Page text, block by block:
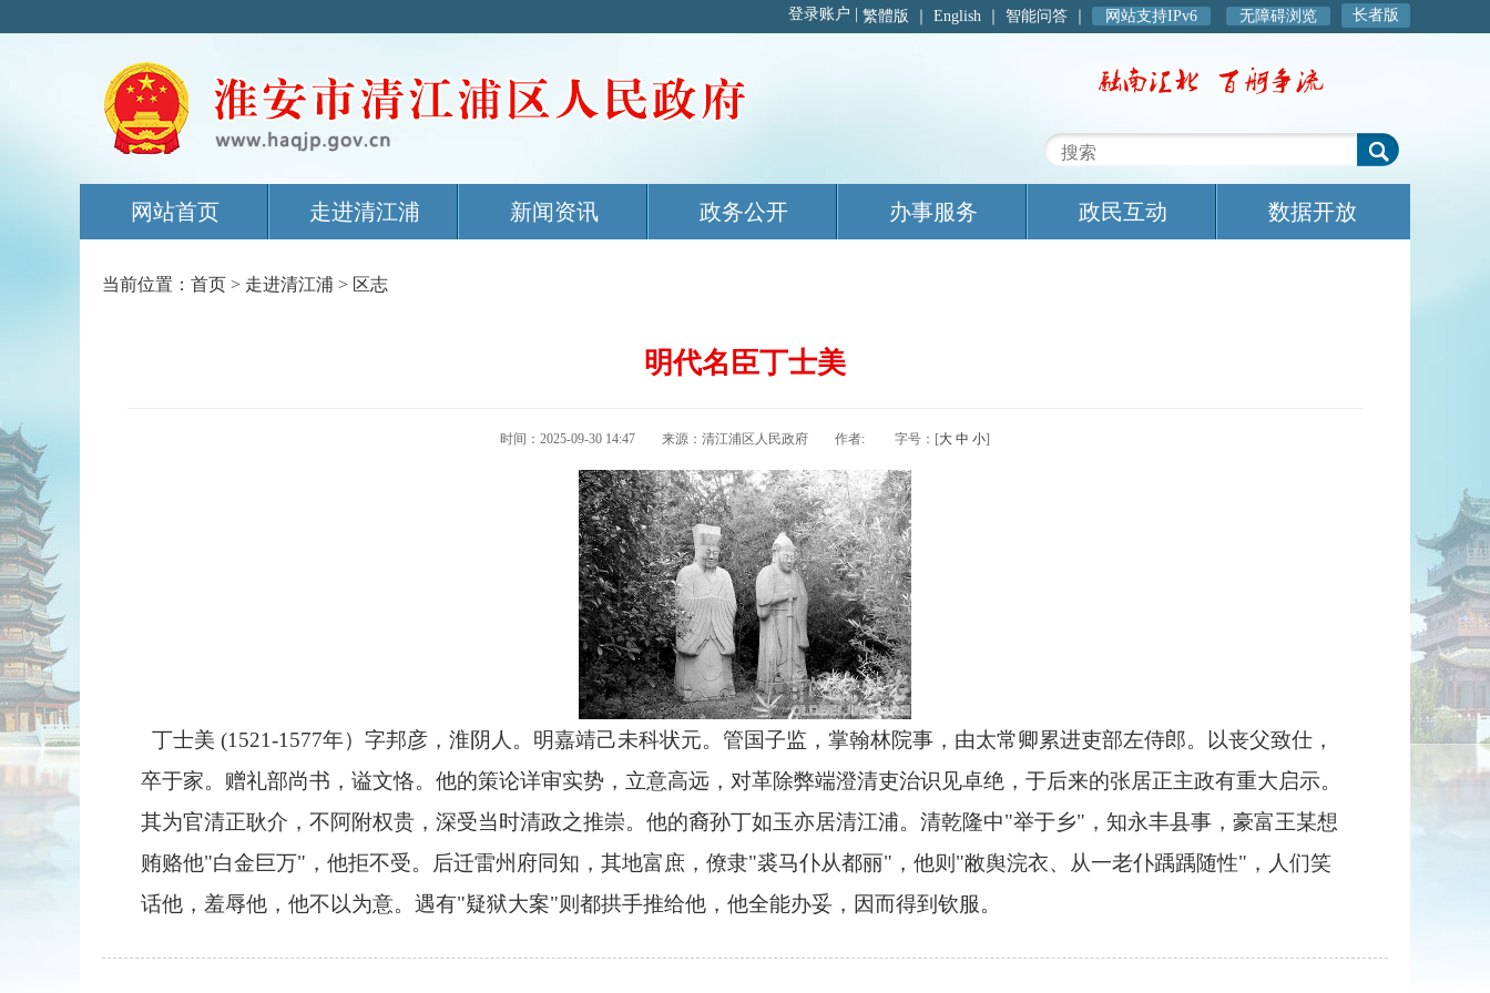
繁體版 English 智能问答 网站支持IPv6 无障碍浏览 长者版
网站首页 走进清江浦 新闻资讯 政务公开 办事服务 政民互动 数据开放
当前位置： 首页 > 走进清江浦 > 区志
明代名臣丁士美
时间：2025-09-30 14:47 来源：清江浦区人民政府 作者: 字号：[大 中 小]
丁士美 (1521-1577年）字邦彦，淮阴人。明嘉靖己未科状元。管国子监，掌翰林院事，由太常卿累进吏部左侍郎。以丧父致仕，
卒于家。赠礼部尚书，谥文恪。他的策论详审实势，立意高远，对革除弊端澄清吏治识见卓绝，于后来的张居正主政有重大启示。
其为官清正耿介，不阿附权贵，深受当时清政之推崇。他的裔孙丁如玉亦居清江浦。清乾隆中"举于乡"，知永丰县事，豪富王某想
贿赂他"白金巨万"，他拒不受。后迁雷州府同知，其地富庶，僚隶"裘马仆从都丽"，他则"敝舆浣衣、从一老仆踽踽随性"，人们笑
话他，羞辱他，他不以为意。遇有"疑狱大案"则都拱手推给他，他全能办妥，因而得到钦服。